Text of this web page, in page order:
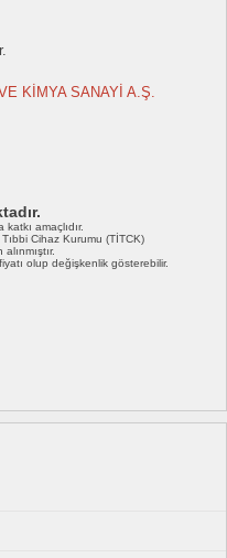
KİMYA SANAYİ A.Ş.
katkı amaçlıdır.
Cihaz Kurumu (TİTCK)
olup değişkenlik gösterebilir.